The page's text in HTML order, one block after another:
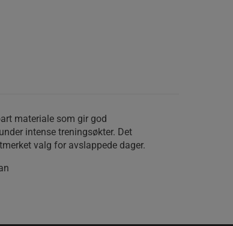
materiale som gir god
intense treningsøkter. Det
valg for avslappede dager.